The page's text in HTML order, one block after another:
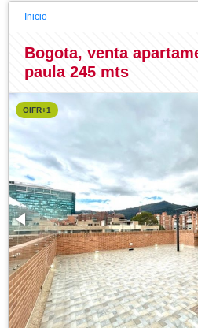
Inicio
Bogota, venta
paula 245 mts
OIFR+1